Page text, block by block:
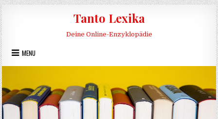
Skip to content
Tanto Lexika
Deine Online-Enzyklopädie
MENU